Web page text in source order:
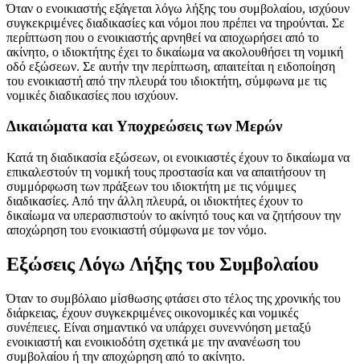
Όταν ο ενοικιαστής εξάγεται λόγω λήξης του συμβολαίου, ισχύουν
συγκεκριμένες διαδικασίες και νόμοι που πρέπει να τηρούνται. Σε
περίπτωση που ο ενοικιαστής αρνηθεί να αποχωρήσει από το
ακίνητο, ο ιδιοκτήτης έχει το δικαίωμα να ακολουθήσει τη νομική
οδό εξώσεων. Σε αυτήν την περίπτωση, απαιτείται η ειδοποίηση
του ενοικιαστή από την πλευρά του ιδιοκτήτη, σύμφωνα με τις
νομικές διαδικασίες που ισχύουν.
Δικαιώματα και Υποχρεώσεις των Μερών
Κατά τη διαδικασία εξώσεων, οι ενοικιαστές έχουν το δικαίωμα να
επικαλεστούν τη νομική τους προστασία και να απαιτήσουν τη
συμμόρφωση των πράξεων του ιδιοκτήτη με τις νόμιμες
διαδικασίες. Από την άλλη πλευρά, οι ιδιοκτήτες έχουν το
δικαίωμα να υπερασπιστούν το ακίνητό τους και να ζητήσουν την
αποχώρηση του ενοικιαστή σύμφωνα με τον νόμο.
Εξώσεις Λόγω Λήξης του Συμβολαίου
Όταν το συμβόλαιο μίσθωσης φτάσει στο τέλος της χρονικής του
διάρκειας, έχουν συγκεκριμένες οικονομικές και νομικές
συνέπειες. Είναι σημαντικό να υπάρχει συνεννόηση μεταξύ
ενοικιαστή και ενοικιοδότη σχετικά με την ανανέωση του
συμβολαίου ή την αποχώρηση από το ακίνητο.